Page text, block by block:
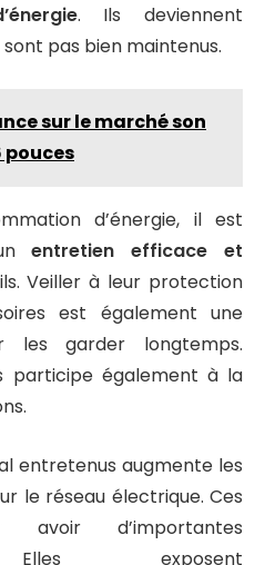
. Ils deviennent
pas bien maintenus.
sur le marché son
pouces
d’énergie, il est
unentretien efficace et
Veiller à leur protection
est également une
les garder longtemps.
participe également à la
entretenus augmente les
le réseau électrique. Ces
avoir d’importantes
Elles exposent